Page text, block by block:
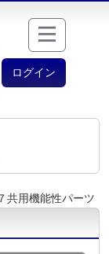
ログイン
共用機能性パーツ